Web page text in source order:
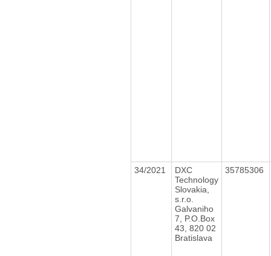
34/2021
DXC
Technology
Slovakia,
s.r.o.
Galvaniho
7, P.O.Box
43, 820 02
Bratislava
35785306